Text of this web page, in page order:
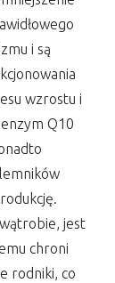
i są
wzrostu i
Q10
jest
chroni
rodniki, co